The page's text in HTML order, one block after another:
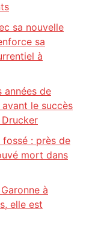
sa nouvelle
sa
à
années de
le succès
: près de
mort dans
à
elle est